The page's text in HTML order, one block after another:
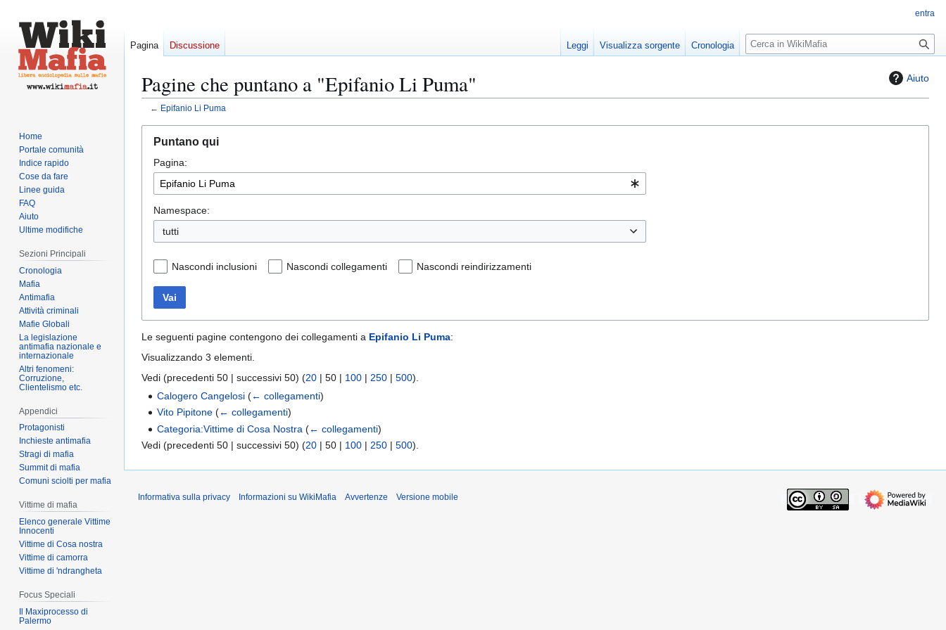
Aiuto
Pagine che puntano a "Epifanio Li Puma"
← Epifanio Li Puma
alla
navigazione
alla
ricerca
Puntano qui
Pagina:
Namespace:
tutti
Nascondi inclusioni Nascondi collegamenti Nascondi reindirizzamenti
Vai
Le seguenti pagine contengono dei collegamenti a Epifanio Li Puma:
Visualizzando 3 elementi.
Vedi (precedenti 50 | successivi 50) (20 | 50 | 100 | 250 | 500).
Calogero Cangelosi (← collegamenti)
Vito Pipitone (← collegamenti)
Categoria:Vittime di Cosa Nostra (← collegamenti)
Vedi (precedenti 50 | successivi 50) (20 | 50 | 100 | 250 | 500).
entra
Pagina Discussione Leggi Visualizza sorgente Cronologia
R
i
r
Home
Portale comunità
Indice rapido
Cose da fare
Linee guida
FAQ
Aiuto
Ultime modifiche
Sezioni Principali
Cronologia
Mafia
Antimafia
Attività criminali
Mafie Globali
La legislazione
antimafia nazionale e
internazionale
Altri fenomeni:
Corruzione,
Clientelismo etc.
Appendici
Protagonisti
Inchieste antimafia
Stragi di mafia
Summit di mafia
Comuni sciolti per mafia
Vittime di mafia
Elenco generale Vittime
Innocenti
Vittime di Cosa nostra
Vittime di camorra
Vittime di 'ndrangheta
Focus Speciali
Il Maxiprocesso di
Palermo
Informativa sulla privacy Informazioni su WikiMafia Avvertenze Versione mobile